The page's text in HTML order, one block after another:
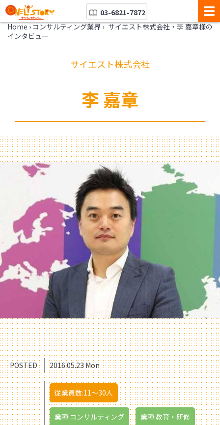
03-6821-7872
Home › コンサルティング業界 › サイエスト株式会社・李 嘉章様の
インタビュー
サイエスト株式会社
李 嘉章
POSTED 2016.05.23 Mon
従業員数:11〜30人
業種:コンサルティング 業種:教育・研修